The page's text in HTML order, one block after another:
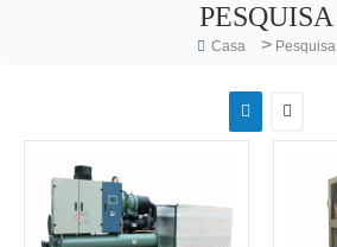
PESQUISA
Casa > Pesquisa